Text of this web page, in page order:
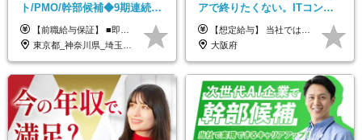
ト/PMO/幹部候補◆9期連続大
幅増益！10期目の成長＋安定
性【前給保証】
【前職給与保証】 ■即戦力（経験目安5年以上）： 月給45万円～80万円 ■経験者（経験目安3年以上）： 月給40万円～60万円 ■ローキャリア（経験目安1年程度）： 月給35万円～40万円 ■未経験者： 月給30万円～35万円 ※上記金額には固定残業代30時間分 【未経験者5万5000円～7万3000円、 ローキャリア6万4000円～7万3000円、 経験者5万8000円～10万9000円、 即戦力8万2000円～14万5000円】を含みます。 ※30時間を超える場合は追加で全額支給します。 ※経験・能力・前職給与などを総合的に評価したうえでご納得いただけるよう個別決定。 未経験者の場合、前職給与とポテンシャルを査定のうえ決定いたします。 ※日本国内でのIT業界経験、または同等の実務経験と能力に応じて決定します。 ※前職給与は日本円かつ、日本国内での実績に基づき評価します。 【納得の評価システム】 ★クォーター毎に査定する評価制度導入！ 明確な評価基準で翌年度年収を上げましょう！ ★評価対象期間に在籍中のほとんどの社員が昇給し 年収アップを実現しています！ ★様々なインセンティブ制度を用意し多角的に正当評価しています！ ※試用期間6カ月（期間中の待遇等に差異なし）
東京都_神奈川県_埼玉県_千葉県
アで終りたくない。ITコンサ
ル・PMに挑戦出来る！成長中
の次世代IT企業
【想定給与】 当社では、すべてのプロジェクトで受注単価を完全開示。 給与はその単価に連動し、還元率は80％以上を保証しています。 経験・スキル・貢献度に応じて報酬を正当に評価し、前職年収の保証も行っています。 ■正社員 月給35万円以上＋賞与年2回（みなし残業20h分含む） ◇試用期間は3ヶ月（期間中の待遇に変更なし） ◇みなし残業は案件先によって異なります。詳細は面談にてご説明致します。 ※経験・スキルを考慮し優遇 年収例： ・29歳女性／年収700万円（開発→上流転向） ・38歳男性／年収1,100万円（PMO・マネジメント） ・47歳男性／年収1,300万円（ITコンサル・高裁量案件）
大阪府